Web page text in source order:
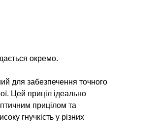
окремо.
для забезпечення точного
Цей приціл ідеально
прицілом та
гнучкість у різних